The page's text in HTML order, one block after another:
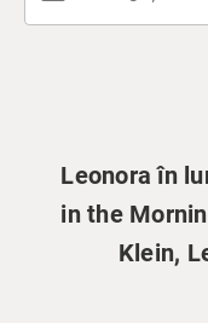
Leonora în
in the
Klein,